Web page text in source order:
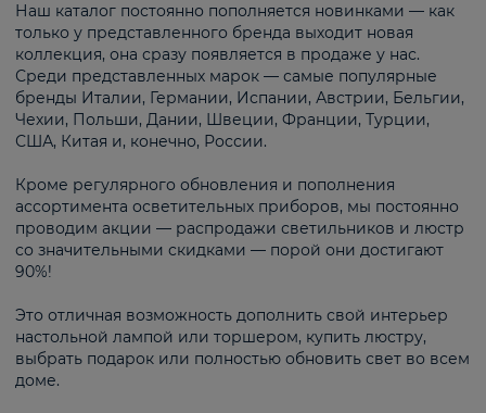
Наш каталог постоянно пополняется новинками — как
только у представленного бренда выходит новая
коллекция, она сразу появляется в продаже у нас.
Среди представленных марок — самые популярные
бренды Италии, Германии, Испании, Австрии, Бельгии,
Чехии, Польши, Дании, Швеции, Франции, Турции,
США, Китая и, конечно, России.
Кроме регулярного обновления и пополнения
ассортимента осветительных приборов, мы постоянно
проводим акции — распродажи светильников и люстр
со значительными скидками — порой они достигают
90%!
Это отличная возможность дополнить свой интерьер
настольной лампой или торшером, купить люстру,
выбрать подарок или полностью обновить свет во всем
доме.